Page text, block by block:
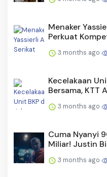
Menaker
Perkuat
3 months ago
Kecelakaan
Bersama, KTT
3 months ago
Cuma Nyanyi
Miliar! Justin
3 months ago